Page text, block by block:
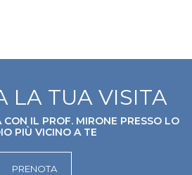
LA TUA VISITA
IL PROF. MIRONE PRESSO LO
PIÙ VICINO A TE
PRENOTA